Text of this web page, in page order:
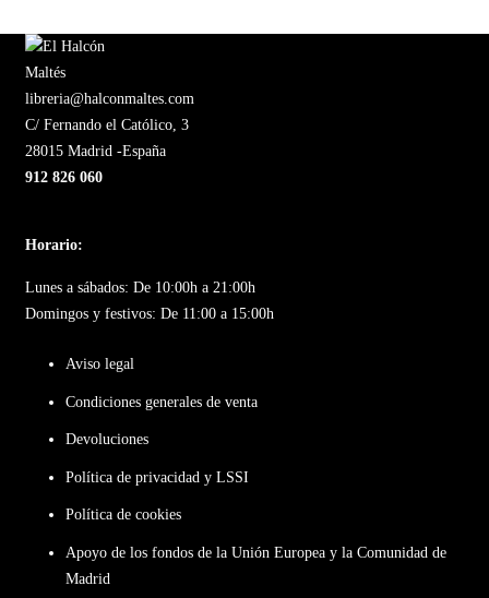
libreria@halconmaltes.com
C/ Fernando el Católico, 3
28015 Madrid -España
912 826 060
Horario:
Lunes a sábados: De 10:00h a 21:00h
Domingos y festivos: De 11:00 a 15:00h
Aviso legal
Condiciones generales de venta
Devoluciones
Política de privacidad y LSSI
Política de cookies
Apoyo de los fondos de la Unión Europea y la Comunidad de
Madrid